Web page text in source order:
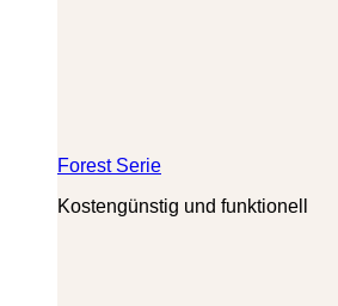
Forest Serie
Kostengünstig und funktionell